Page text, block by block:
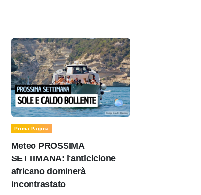
Prima Pagina
Meteo PROSSIMA
SETTIMANA: l'anticiclone
africano dominerà
incontrastato